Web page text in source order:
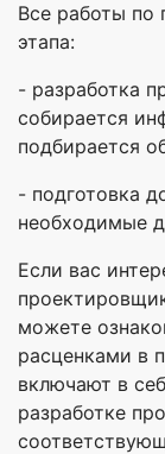
Все работы по
этапа:
- разработка
собирается
подбирается
- подготовка
необходимые
Если вас
можете
расценками в
включают в
разработке